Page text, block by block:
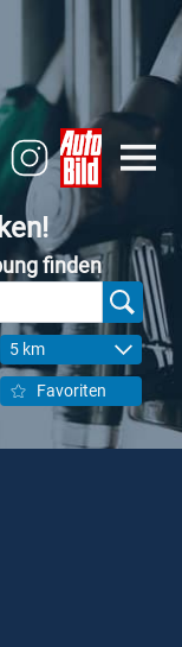
finden
5 km
Favoriten